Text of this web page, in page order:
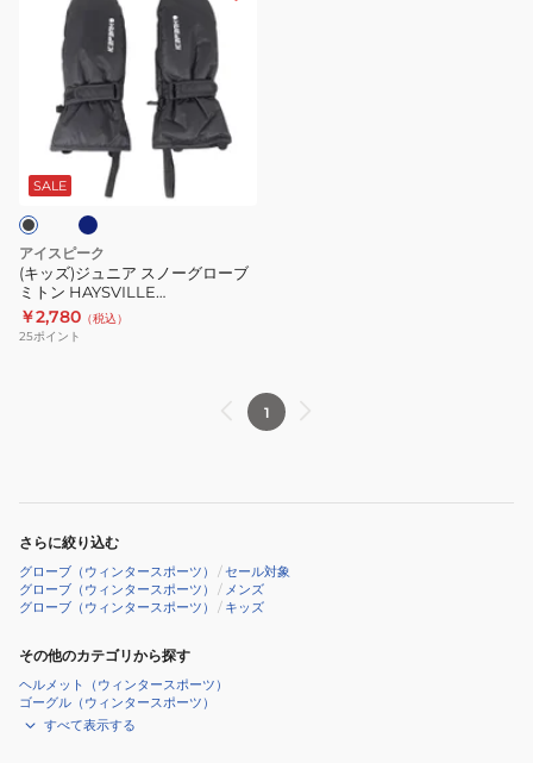
58850
ス
ノ
ー
グ
ロ
ー
SALE
アイスピーク
(キッズ)ジュニア スノーグローブ
ミトン HAYSVILLE
452852564990 452852564392
￥2,780 （税込）
25ポイント
1
さらに絞り込む
グローブ（ウィンタースポーツ） /セール対象
グローブ（ウィンタースポーツ）
/ メンズ
グローブ（ウィンタースポーツ）
/ キッズ
その他のカテゴリから探す
ヘルメット（ウィンタースポーツ）
ゴーグル（ウィンタースポーツ）
すべて表示する